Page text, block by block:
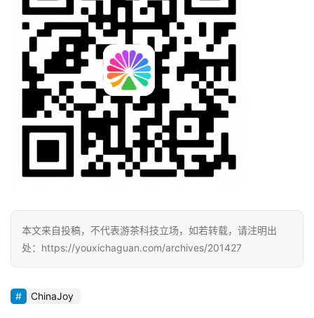
国
本文来自投稿，不代表游茶科技立场，如若转载，请注明出
处：https://youxichaguan.com/archives/201427
ChinaJoy